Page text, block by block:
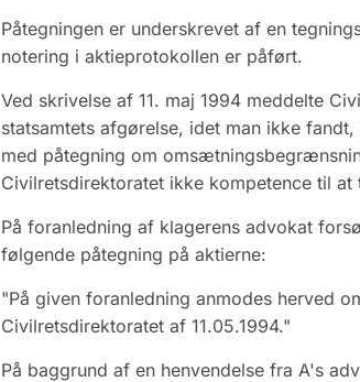
Påtegningen er underskrevet af en
notering i aktieprotokollen er påført.
Ved skrivelse af 11. maj 1994 meddelte
statsamtets afgørelse, idet man ikke
med påtegning om
Civilretsdirektoratet ikke kompetence til
På foranledning af klagerens advokat
følgende påtegning på aktierne:
"På given foranledning anmodes herved
Civilretsdirektoratet af 11.05.1994."
På baggrund af en henvendelse fra A's